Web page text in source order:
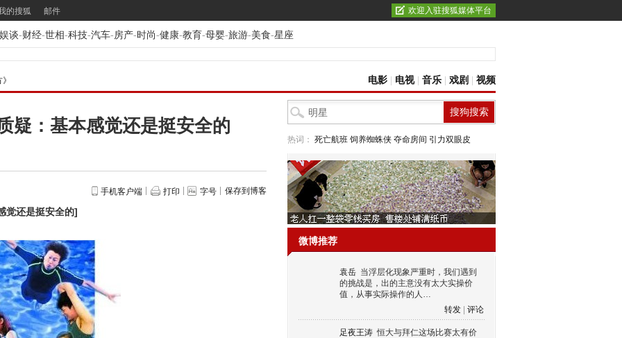
的搜狐 邮件 欢迎入驻搜狐媒体平台
娱谈-财经-世相-科技-汽车-房产-时尚-健康-教育-母婴-旅游-美食-星座
电影 电视| 音乐 戏剧 视频
疑：基本感觉还是挺安全的
手机客户端 打印 字号 保存到博客
觉还是挺安全的]
热词： 死亡航班 饲养蜘蛛侠 夺命房间 引力双眼皮
微博推荐
袁岳 当浮层化现象严重时，我们遇到
的挑战是，出的主意没有太大实操价
值，从事实际操作的人…
转发
评论
足夜王涛 恒大与拜仁这场比赛太有价